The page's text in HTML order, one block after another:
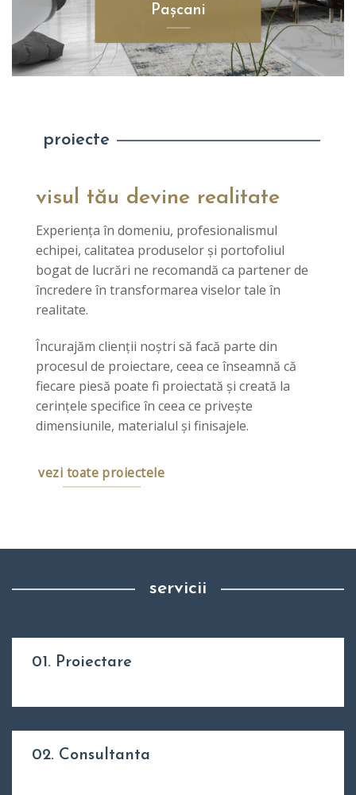
Pașcani
proiecte
visul tău devine realitate
Experiența în domeniu, profesionalismul
echipei, calitatea produselor și portofoliul
bogat de lucrări ne recomandă ca partener de
încredere în transformarea viselor tale în
realitate.
Încurajăm clienții noștri să facă parte din
procesul de proiectare, ceea ce înseamnă că
fiecare piesă poate fi proiectată și creată la
cerințele specifice în ceea ce privește
dimensiunile, materialul și finisajele.
vezi toate proiectele
servicii
01. Proiectare
02. Consultanta